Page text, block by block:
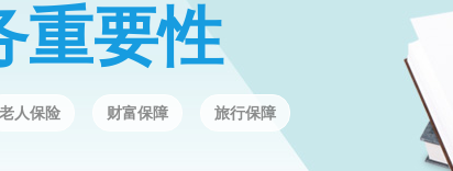
重要性
老人保险 财富保障 旅行保障